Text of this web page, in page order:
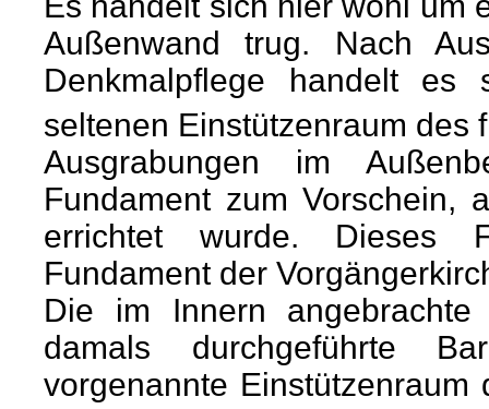
Außenwand trug. Nach
Denkmalpflege handelt
seltenen Einstützenraum des
Ausgrabungen im
Fundament zum Vorschein,
errichtet wurde. Dieses
Fundament der
Die im Innern
damals durchgeführte
vorgenannte